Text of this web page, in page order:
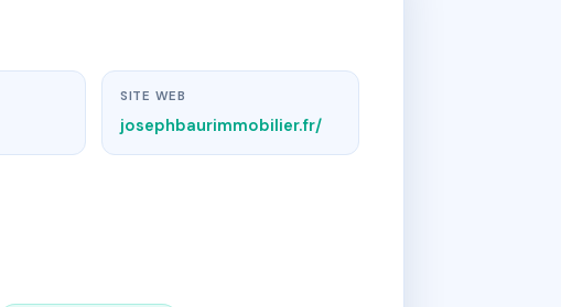
SITE WEB
josephbaurimmobilier.fr/